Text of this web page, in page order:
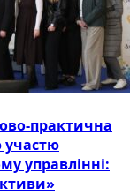
практична
участю
управлінні: